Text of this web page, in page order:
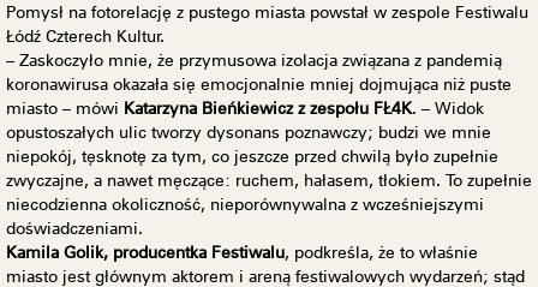
Pomysł na fotorelację z pustego miasta powstał w zespole Festiwalu
Łódź Czterech Kultur.
– Zaskoczyło mnie, że przymusowa izolacja związana z pandemią
koronawirusa okazała się emocjonalnie mniej dojmująca niż puste
miasto – mówi Katarzyna Bieńkiewicz z zespołu FŁ4K. – Widok
opustoszałych ulic tworzy dysonans poznawczy; budzi we mnie
niepokój, tęsknotę za tym, co jeszcze przed chwilą było zupełnie
zwyczajne, a nawet męczące: ruchem, hałasem, tłokiem. To zupełnie
niecodzienna okoliczność, nieporównywalna z wcześniejszymi
doświadczeniami.
Kamila Golik, producentka Festiwalu, podkreśla, że to właśnie
miasto jest głównym aktorem i areną festiwalowych wydarzeń; stąd